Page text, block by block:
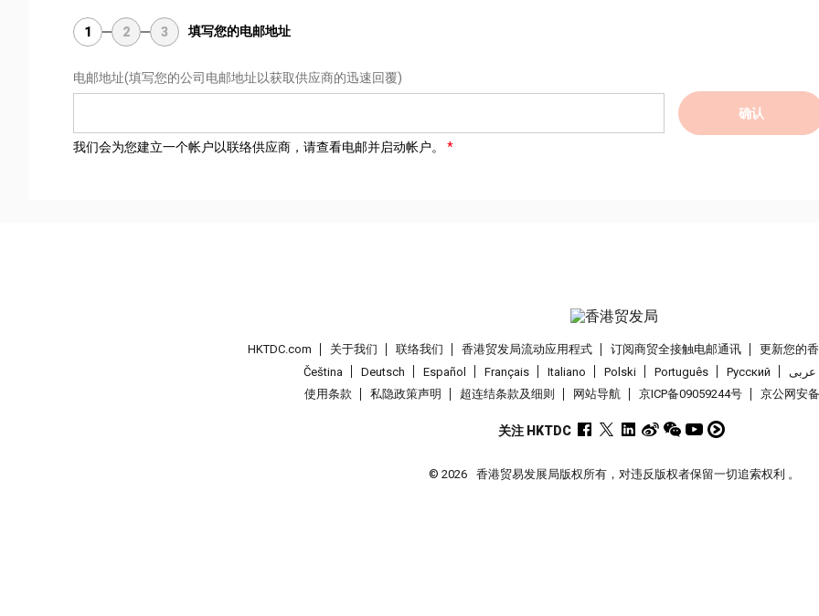
1 2 3 填写您的电邮地址
电邮地址(填写您的公司电邮地址以获取供应商的迅速回覆)
确认
我们会为您建立一个帐户以联络供应商，请查看电邮并启动帐户。
HKTDC.com 关于我们 联络我们 香港贸发局流动应用程式 订阅商贸全接触电邮通讯
更新您的
Čeština
Deutsch Español Français Italiano Polski Português Pусский
عربى
使用条款
私隐政策声明 超连结条款及细则 网站导航 京ICP备09059244号 京公网安
关注 HKTDC
© 2026 香港贸易发展局版权所有，对违反版权者保留一切追索权利 。